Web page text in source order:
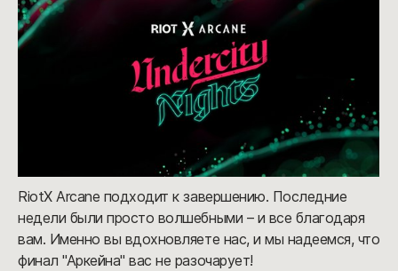
RiotX Arcane подходит к завершению. Последние
недели были просто волшебными – и все благодаря
вам. Именно вы вдохновляете нас, и мы надеемся, что
финал "Аркейна" вас не разочарует!